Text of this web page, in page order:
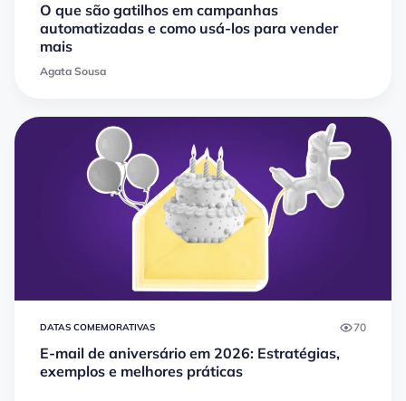
O que são gatilhos em campanhas
automatizadas e como usá-los para vender
mais
Agata Sousa
DATAS COMEMORATIVAS 70
E-mail de aniversário em 2026: Estratégias,
exemplos e melhores práticas